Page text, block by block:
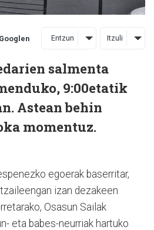
Entzun Itzuli
salmenta
9:00etatik
Astean behin
momentuz.
egoerak baserritar,
izan dezakeen
Osasun Sailak
eta babes-neurriak hartuko